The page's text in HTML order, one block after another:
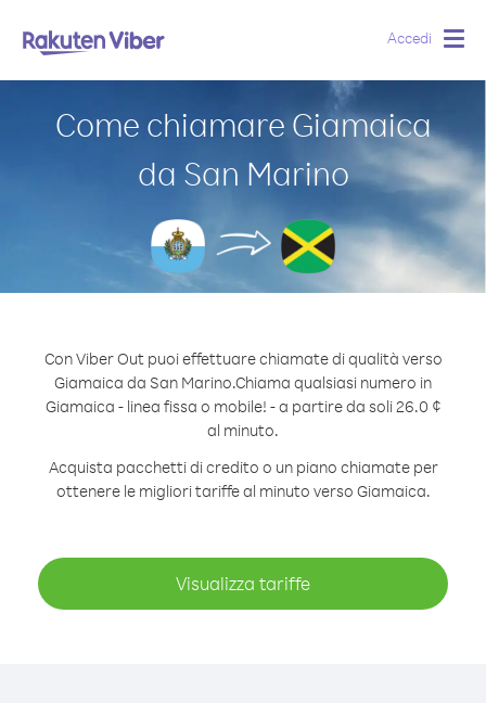
Accedi
Come chiamare Giamaica
da San Marino
Con Viber Out puoi effettuare chiamate di qualità verso
Giamaica da San Marino.Chiama qualsiasi numero in
Giamaica - linea fissa o mobile! - a partire da soli 26.0 ¢
al minuto.
Acquista pacchetti di credito o un piano chiamate per
ottenere le migliori tariffe al minuto verso Giamaica.
Visualizza tariffe